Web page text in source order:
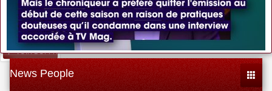
VOIR L'OFFRE
News People